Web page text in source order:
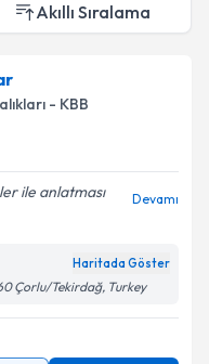
Akıllı Sıralama
- KBB
ile anlatması
Devamı
Haritada Göster
Çorlu/Tekirdağ, Turkey